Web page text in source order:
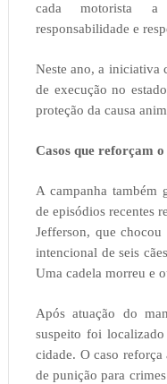
cada motorista
responsabilidade e
Neste ano, a iniciativa
de execução no
proteção da causa
Casos que reforçam
A campanha também
de episódios recentes
Jefferson, que
intencional de seis
Uma cadela morreu e
Após atuação do
suspeito foi
cidade. O caso reforça
de punição para